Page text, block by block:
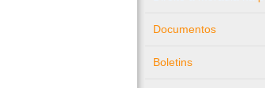
Documentos
Boletins